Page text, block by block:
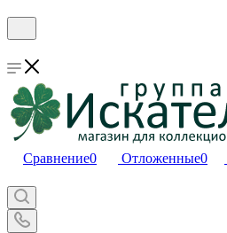
Сравнение0 Отложенные0